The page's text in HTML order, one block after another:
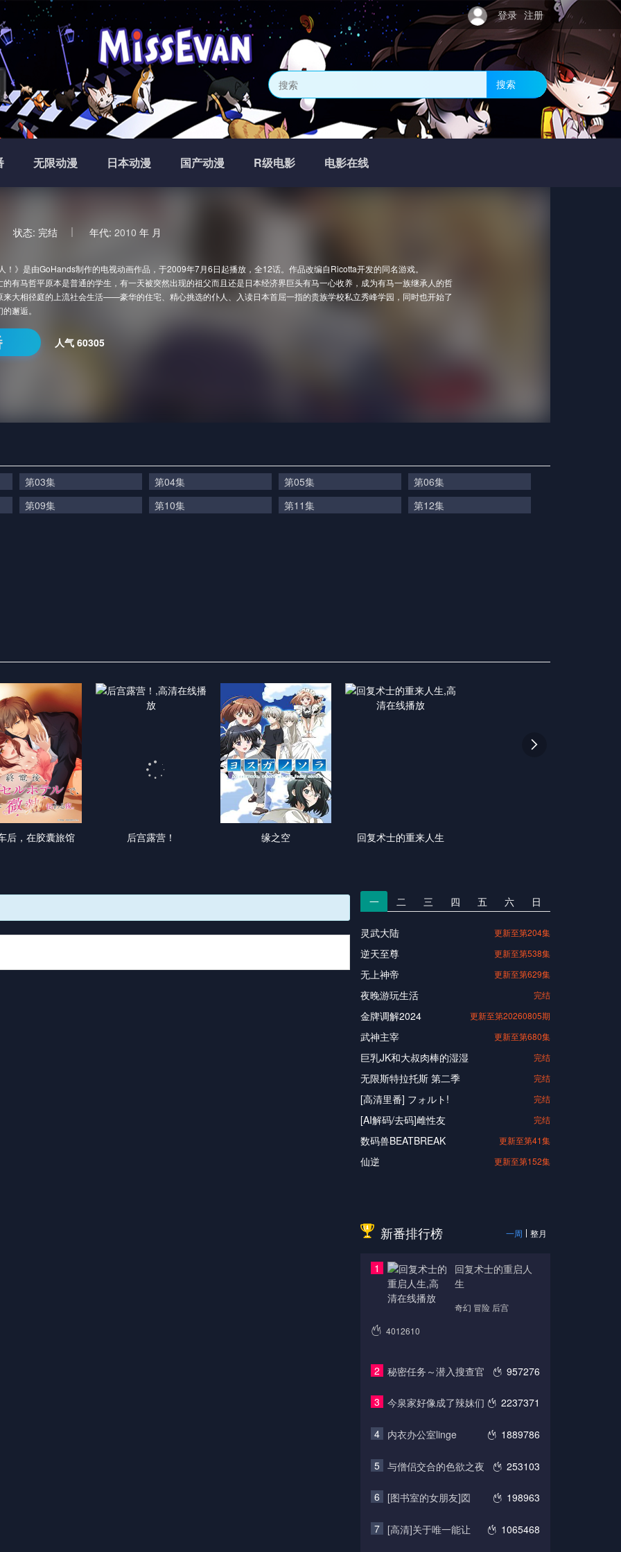
登录 注册
搜索
无限动漫 日本动漫 国产动漫 R级电影 电影在线
状态: 完结 年代: 2010 年 月
！》是由GoHands制作的电视动画作品，于2009年7月6日起播放，全12话。作品改编自Ricotta开发的同名游戏。
的有马哲平原本是普通的学生，有一天被突然出现的祖父而且还是日本经济界巨头有马一心收养，成为有马一族继承人的哲
来大相径庭的上流社会生活——豪华的住宅、精心挑选的仆人、入读日本首屈一指的贵族学校私立秀峰学园，同时也开始了
邂逅。
人气 60305
第03集 第04集 第05集
第06集
第09集
第10集 第11集 第12集
后，在胶囊旅馆 后宫露营！ 缘之空 回复术士的重来人生

一 二 三 四 五 六 日
灵武大陆 更新至第204集
逆天至尊 更新至第538集
无上神帝 更新至第629集
夜晚游玩生活 完结
金牌调解2024 更新至第20260805期
武神主宰 更新至第680集
巨乳JK和大叔肉棒的湿湿 完结
无限斯特拉托斯 第二季 完结
[高清里番] フォルト! 完结
[AI解码/去码]雌性友 完结
数码兽BEATBREAK 更新至第41集
仙逆 更新至第152集
新番排行榜 一周 整月
1
回复术士的重启人
生
奇幻 冒险 后宫
4012610
2 957276
秘密任务～潜入搜查官
3 2237371
今泉家好像成了辣妹们
4 1889786
内衣办公室linge
5 253103
与僧侣交合的色欲之夜
6 198963
[图书室的女朋友]図
7 1065468
[高清]关于唯一能让